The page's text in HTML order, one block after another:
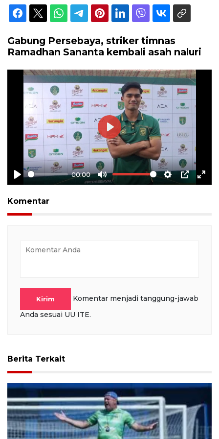
Gabung Persebaya, striker timnas
Ramadhan Sananta kembali asah naluri
Play
00:00
Mute Settings
PIP
Play
Komentar
Kirim
Komentar menjadi tanggung-jawab
Anda sesuai UU ITE.
Berita Terkait